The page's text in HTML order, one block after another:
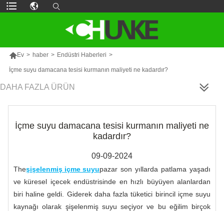
Ev > haber > Endüstri Haberleri >
İçme suyu damacana tesisi kurmanın maliyeti ne kadardır?
DAHA FAZLA ÜRÜN
İçme suyu damacana tesisi kurmanın maliyeti ne
kadardır?
09-09-2024
Theşişelenmiş içme suyupazar son yıllarda patlama yaşadı
ve küresel içecek endüstrisinde en hızlı büyüyen alanlardan
biri haline geldi. Giderek daha fazla tüketici birincil içme suyu
kaynağı olarak şişelenmiş suyu seçiyor ve bu eğilim birçok